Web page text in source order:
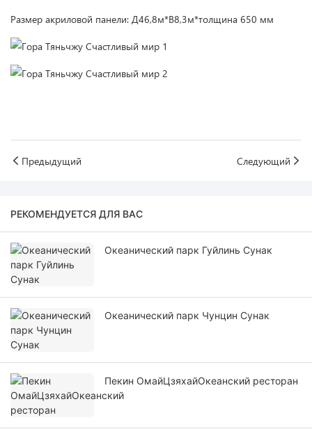
Размер акриловой панели: Д46,8м*В8,3м*толщина 650 мм
Предыдущий Следующий
РЕКОМЕНДУЕТСЯ ДЛЯ ВАС
Океанический парк Гуйлинь Сунак
Океанический парк Чунцин Сунак
Пекин ОмайЦзяхайОкеанский ресторан